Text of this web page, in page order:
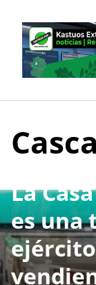
content
La
es una